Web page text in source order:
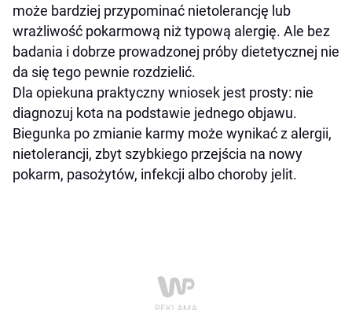
może bardziej przypominać nietolerancję lub
wrażliwość pokarmową niż typową alergię. Ale bez
badania i dobrze prowadzonej próby dietetycznej nie
da się tego pewnie rozdzielić.
Dla opiekuna praktyczny wniosek jest prosty: nie
diagnozuj kota na podstawie jednego objawu.
Biegunka po zmianie karmy może wynikać z alergii,
nietolerancji, zbyt szybkiego przejścia na nowy
pokarm, pasożytów, infekcji albo choroby jelit.